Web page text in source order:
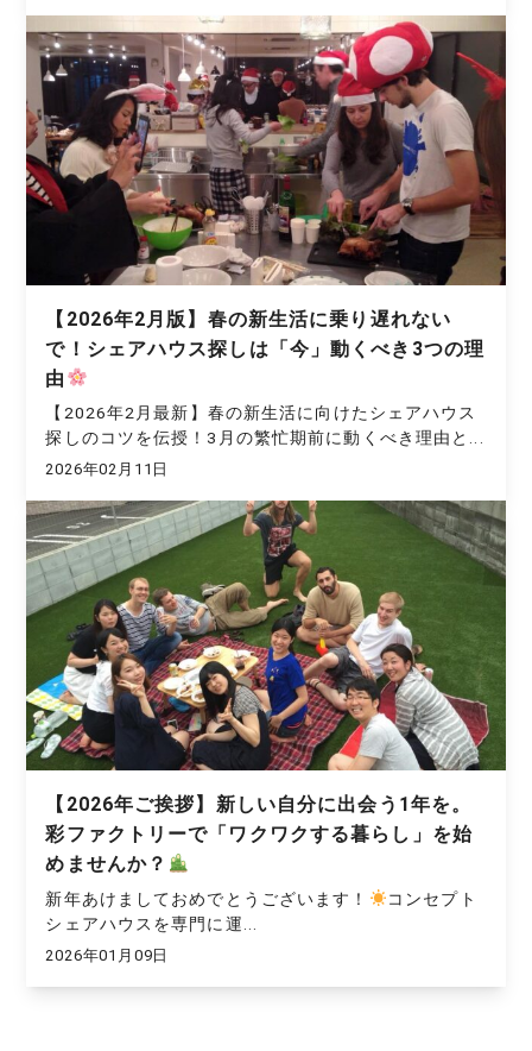
【2026年2月版】春の新生活に乗り遅れない
で！シェアハウス探しは「今」動くべき3つの理
由
【2026年2月最新】春の新生活に向けたシェアハウス
探しのコツを伝授！3月の繁忙期前に動くべき理由と...
2026年02月11日
【2026年ご挨拶】新しい自分に出会う1年を。
彩ファクトリーで「ワクワクする暮らし」を始
めませんか？
新年あけましておめでとうございます！
コンセプト
シェアハウスを専門に運...
2026年01月09日